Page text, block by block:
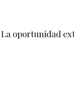
La oportunidad